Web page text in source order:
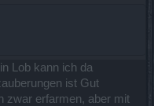
Lob kann ich da
ist Gut
zwar erfarmen, aber mit